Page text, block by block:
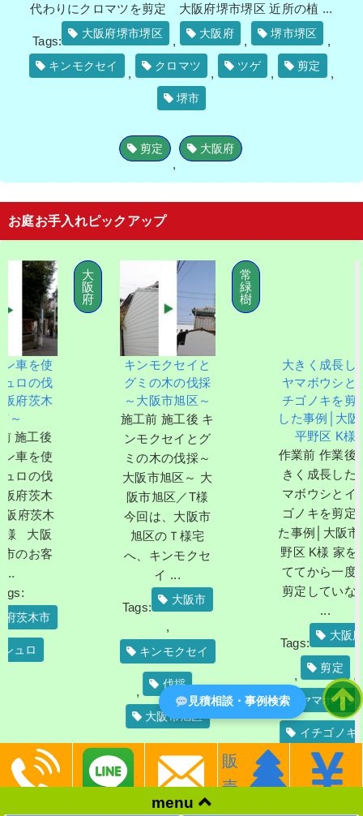
代わりにクロマツを剪定 大阪府堺市堺区 近所の植 ...
Tags:
大阪府堺市堺区
,
大阪府
,
堺市堺区
,
キンモクセイ
,
クロマツ
,
ツゲ
,
剪定
,
堺市
剪定
,
大阪府
お庭お手入れピックアップ
大
阪
府
キンモクセイと
グミの木の伐採
～大阪市旭区～
施工前 施工後 キ
ンモクセイとグ
ミの木の伐採～
大阪市旭区～ 大
阪市旭区／T様
今回は、大阪市
旭区のＴ様宅
へ、キンモクセ
大阪市
キンモクセイ
,
大阪市旭区
樹
大きく成長した
ヤマボウシとイ
チゴノキを剪定
した事例│大阪市
平野区 K様
作業前 作業後 大
きく成長したヤ
マボウシとイチ
ゴノキを剪定し
た事例│大阪市平
野区 K様 家を建
ててから一度も
剪定していない
大阪府
,
ヤマボウシ
,
イチゴノキ
,
大阪市平野区
menu
販
売
見積相談・事例検索